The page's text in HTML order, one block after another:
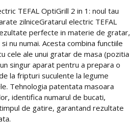
TEFAL OptiGrill 2 in 1: noul tau
zilniceGratarul electric TEFAL
perfecte in materie de gratar,
nu numai. Acesta combina functiile
cele ale unui gratar de masa (pozitia
singur aparat pentru a prepara o
la fripturi suculente la legume
Tehnologia patentata masoara
identifica numarul de bucati,
de gatire, garantand rezultate